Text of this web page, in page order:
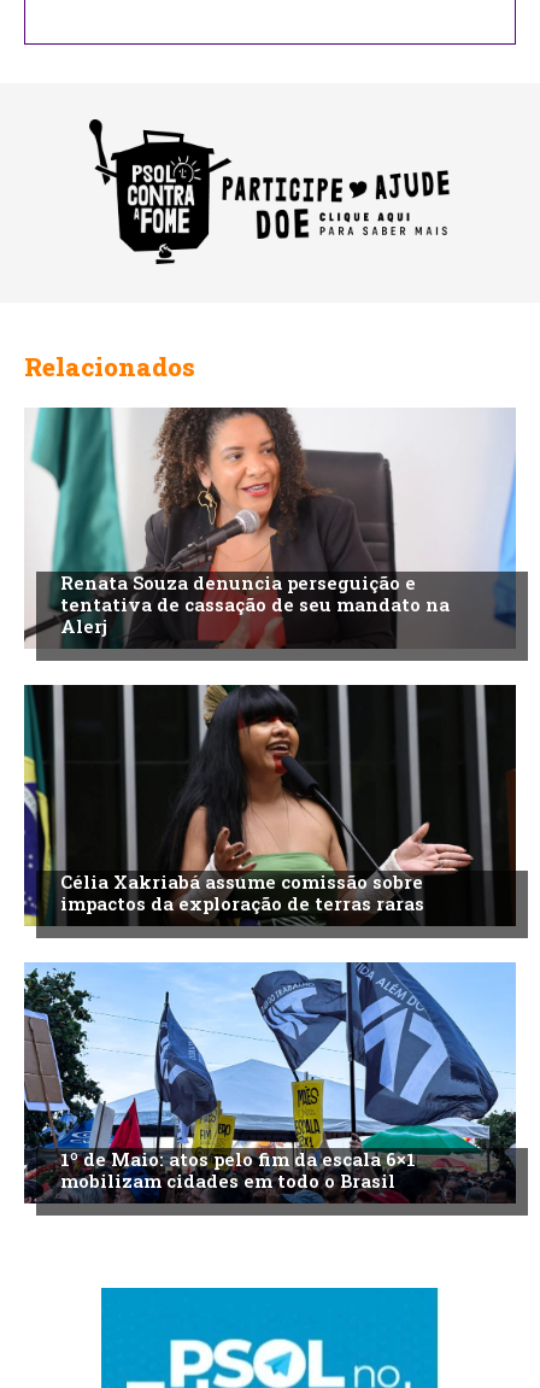
Relacionados
Renata Souza denuncia perseguição e
tentativa de cassação de seu mandato na
Alerj
Célia Xakriabá assume comissão sobre
impactos da exploração de terras raras
1º de Maio: atos pelo fim da escala 6×1
mobilizam cidades em todo o Brasil